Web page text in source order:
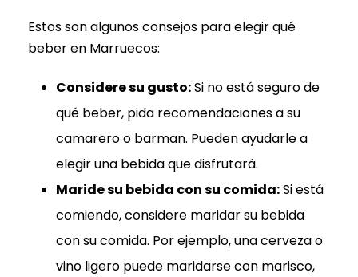
Estos son algunos consejos para elegir qué
beber en Marruecos:
Considere su gusto:Si no está seguro de
qué beber, pida recomendaciones a su
camarero o barman. Pueden ayudarle a
elegir una bebida que disfrutará.
Maride su bebida con su comida:Si está
comiendo, considere maridar su bebida
con su comida. Por ejemplo, una cerveza o
vino ligero puede maridarse con marisco,